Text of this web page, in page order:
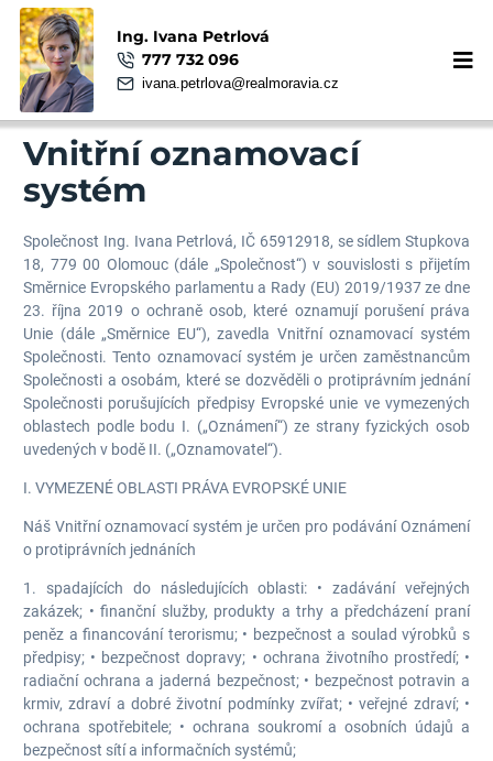
Ing. Ivana Petrlová
777 732 096
ivana.petrlova@realmoravia.cz
Vnitřní oznamovací
systém
Společnost Ing. Ivana Petrlová, IČ 65912918, se sídlem Stupkova
18, 779 00 Olomouc (dále „Společnost“) v souvislosti s přijetím
Směrnice Evropského parlamentu a Rady (EU) 2019/1937 ze dne
23. října 2019 o ochraně osob, které oznamují porušení práva
Unie (dále „Směrnice EU“), zavedla Vnitřní oznamovací systém
Společnosti. Tento oznamovací systém je určen zaměstnancům
Společnosti a osobám, které se dozvěděli o protiprávním jednání
Společnosti porušujících předpisy Evropské unie ve vymezených
oblastech podle bodu I. („Oznámení“) ze strany fyzických osob
uvedených v bodě II. („Oznamovatel“).
I. VYMEZENÉ OBLASTI PRÁVA EVROPSKÉ UNIE
Náš Vnitřní oznamovací systém je určen pro podávání Oznámení
o protiprávních jednáních
1. spadajících do následujících oblasti: • zadávání veřejných
zakázek; • finanční služby, produkty a trhy a předcházení praní
peněz a financování terorismu; • bezpečnost a soulad výrobků s
předpisy; • bezpečnost dopravy; • ochrana životního prostředí; •
radiační ochrana a jaderná bezpečnost; • bezpečnost potravin a
krmiv, zdraví a dobré životní podmínky zvířat; • veřejné zdraví; •
ochrana spotřebitele; • ochrana soukromí a osobních údajů a
bezpečnost sítí a informačních systémů;